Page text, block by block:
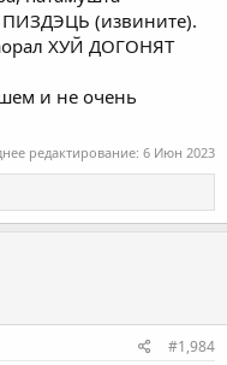
(извините).
ХУЙ ДОГОНЯТ
и не очень
редактирование: 6 Июн 2023
#1,984